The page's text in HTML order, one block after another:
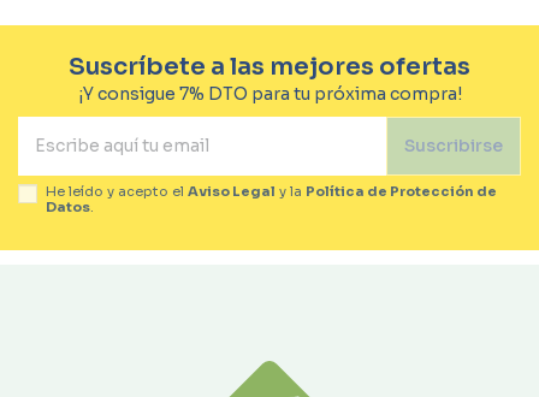
Suscríbete a las mejores ofertas
¡Y consigue 7% DTO para tu próxima compra!
Suscribirse
He leído y acepto el Aviso Legal y la Política de Protección de
Datos.